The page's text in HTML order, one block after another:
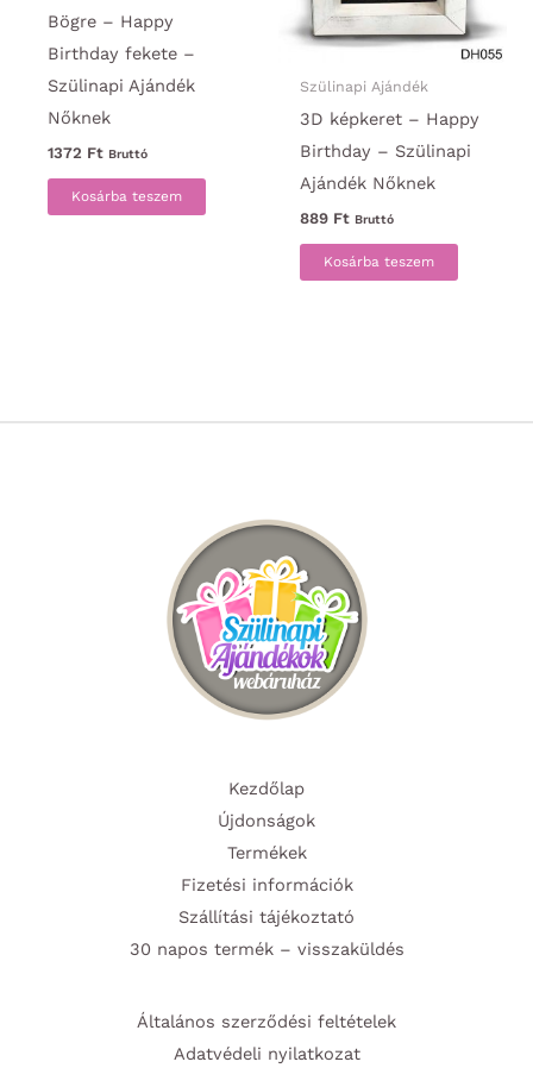
Bögre – Happy
Birthday fekete –
Szülinapi Ajándék
Nőknek
1372 Ft Bruttó
Kosárba teszem
Szülinapi Ajándék
3D képkeret – Happy
Birthday – Szülinapi
Ajándék Nőknek
889 Ft Bruttó
Kosárba teszem
Kezdőlap
Újdonságok
Termékek
Fizetési információk
Szállítási tájékoztató
30 napos termék – visszaküldés
Általános szerződési feltételek
Adatvédeli nyilatkozat